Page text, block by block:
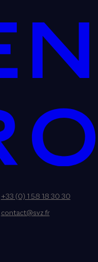
+33 (0) 1 58 18 30 30
contact@svz.fr